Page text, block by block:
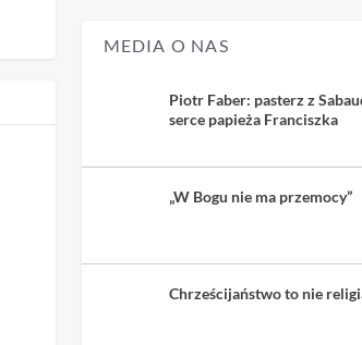
MEDIA O NAS
Piotr Faber: pasterz z
serce papieża Franciszka
„W Bogu nie ma przemocy”
Chrześcijaństwo to nie